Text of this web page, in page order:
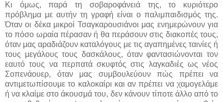
Κι όμως, παρά τη σοβαροφάνειά της, το κυριότερο
πρόβλημα με αυτήν τη γραφή είναι ο παλιμπαιδισμός της.
Όταν οι δέκα μικροί Τσαγκαρουσιάνοι μας ενημερώνουν για
το πόσο ωραία πέρασαν ή θα περάσουν στις διακοπές τους,
όταν μας αραδιάζουν καταλόγους με τις αγαπημένες ταινίες ή
τους μεγάλους τους δασκάλους, όταν φαντασιώνονται τον
εαυτό τους να περπατά σκυφτός στις λαγκαδιές ως νέος
Σοπενάουερ, όταν μας συμβουλεύουν πώς πρέπει να
αντιμετωπίσουμε το καλοκαίρι και αν πρέπει να χαμογελάμε
ή να κλαίμε στο άκουσμά του, δεν κάνουν τίποτε άλλο από το